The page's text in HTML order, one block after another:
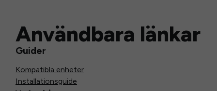
Användbara länkar
Guider
Kompatibla enheter
Installationsguide